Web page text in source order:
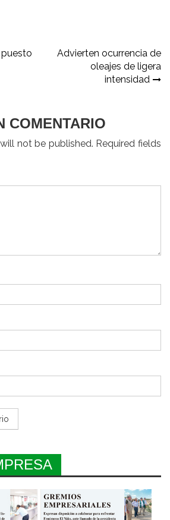
Advierten ocurrencia de
oleajes de ligera
intensidad
COMENTARIO
not be published. Required fields